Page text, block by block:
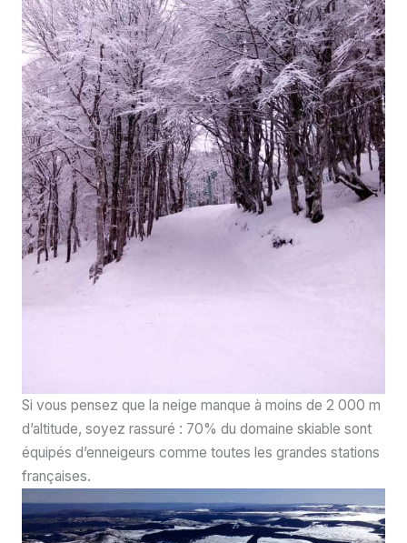
Si vous pensez que la neige manque à moins de 2 000 m
d’altitude, soyez rassuré : 70% du domaine skiable sont
équipés d’enneigeurs comme toutes les grandes stations
françaises.